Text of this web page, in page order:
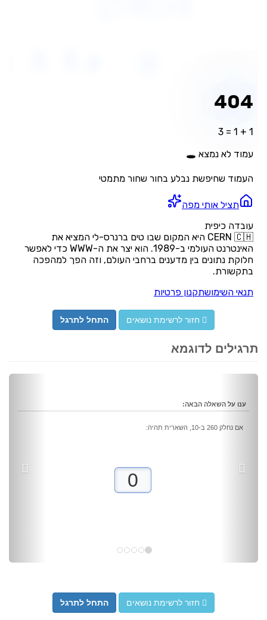
חזור לרשימת נושאים התחל לתרגל
תרגילים לדוגמא
ענו על השאלה הבאה:
אם נחלק 260 ב-10, השארית תהיה:
חזור לרשימת נושאים התחל לתרגל